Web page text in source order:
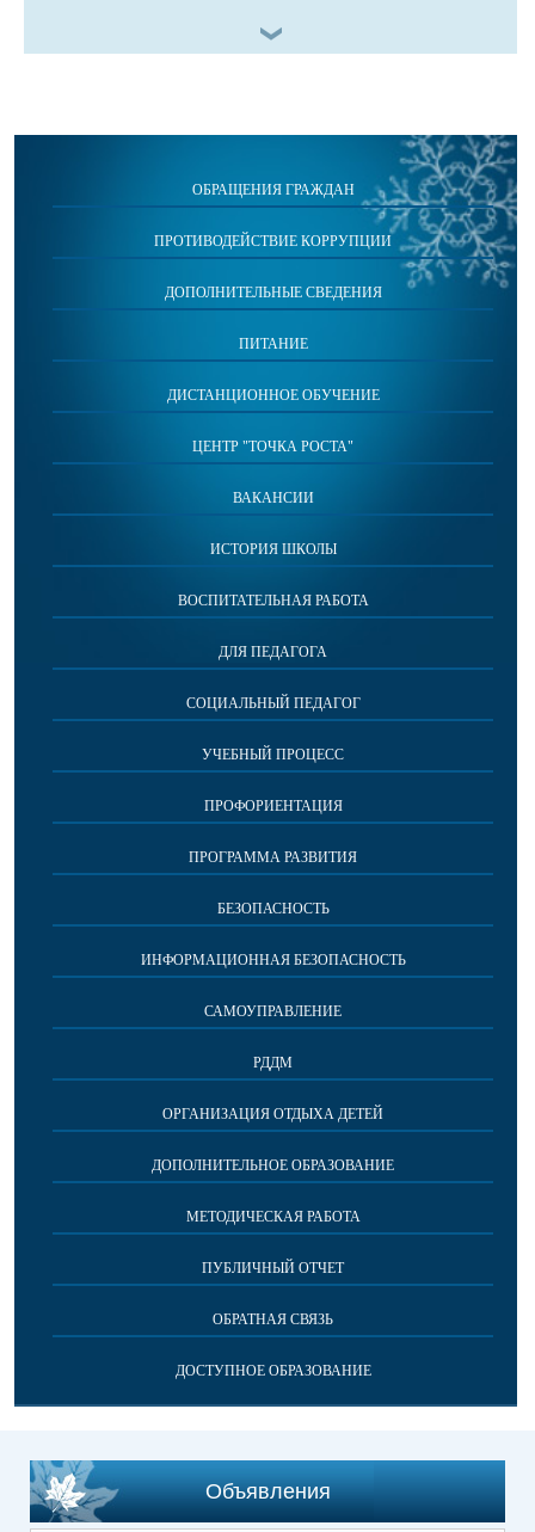
ОБРАЩЕНИЯ ГРАЖДАН
ПРОТИВОДЕЙСТВИЕ КОРРУПЦИИ
ДОПОЛНИТЕЛЬНЫЕ СВЕДЕНИЯ
ПИТАНИЕ
ДИСТАНЦИОННОЕ ОБУЧЕНИЕ
ЦЕНТР "ТОЧКА РОСТА"
ВАКАНСИИ
ИСТОРИЯ ШКОЛЫ
ВОСПИТАТЕЛЬНАЯ РАБОТА
ДЛЯ ПЕДАГОГА
СОЦИАЛЬНЫЙ ПЕДАГОГ
УЧЕБНЫЙ ПРОЦЕСС
ПРОФОРИЕНТАЦИЯ
ПРОГРАММА РАЗВИТИЯ
БЕЗОПАСНОСТЬ
ИНФОРМАЦИОННАЯ БЕЗОПАСНОСТЬ
САМОУПРАВЛЕНИЕ
РДДМ
ОРГАНИЗАЦИЯ ОТДЫХА ДЕТЕЙ
ДОПОЛНИТЕЛЬНОЕ ОБРАЗОВАНИЕ
МЕТОДИЧЕСКАЯ РАБОТА
ПУБЛИЧНЫЙ ОТЧЕТ
ОБРАТНАЯ СВЯЗЬ
ДОСТУПНОЕ ОБРАЗОВАНИЕ
Объявления